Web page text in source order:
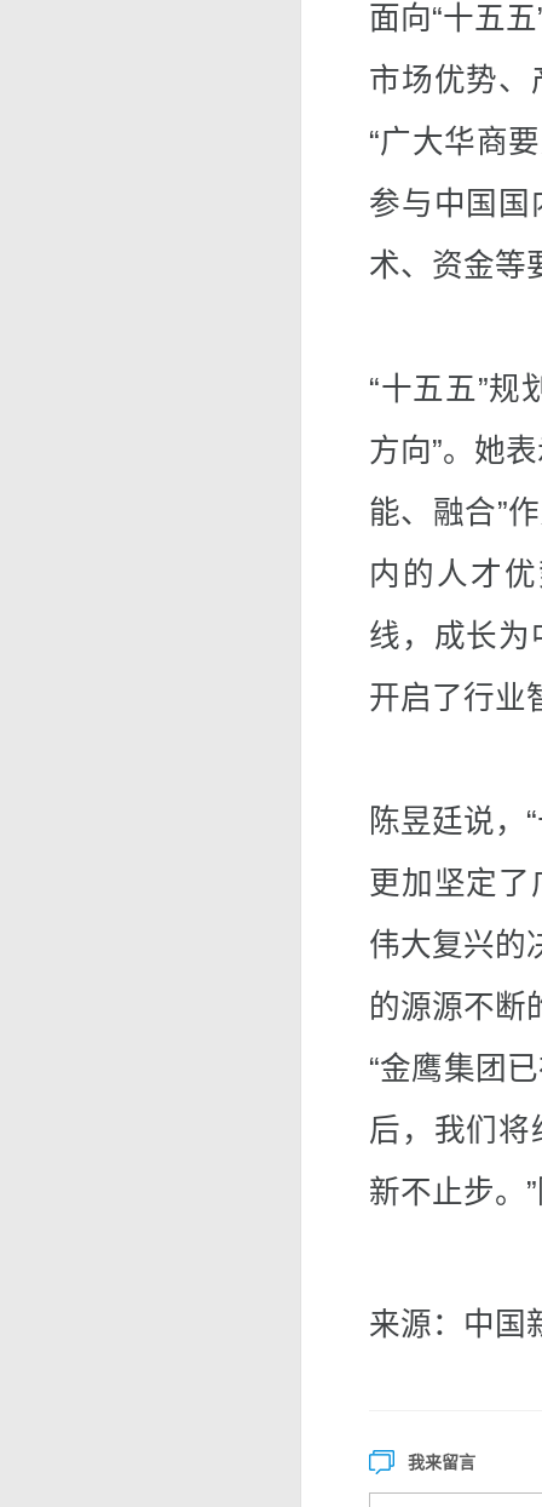
面向“十五
市场优势、
“广大华商
参与中国国
术、资金等
“十五五”规
方向”。她
能、融合”
内的人才
线，成长为
开启了行业
陈昱廷说，
更加坚定
伟大复兴的
的源源不断
“金鹰集团
后，我们
新不止步。
来源：中国
我来留言